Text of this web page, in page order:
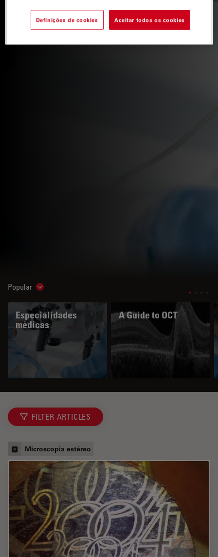
Popular Show subnavigation
Especialidades
médicas
A Guide to OCT
FILTER ARTICLES
Microscopia estéreo
Definições de cookies Aceitar todos os cookies